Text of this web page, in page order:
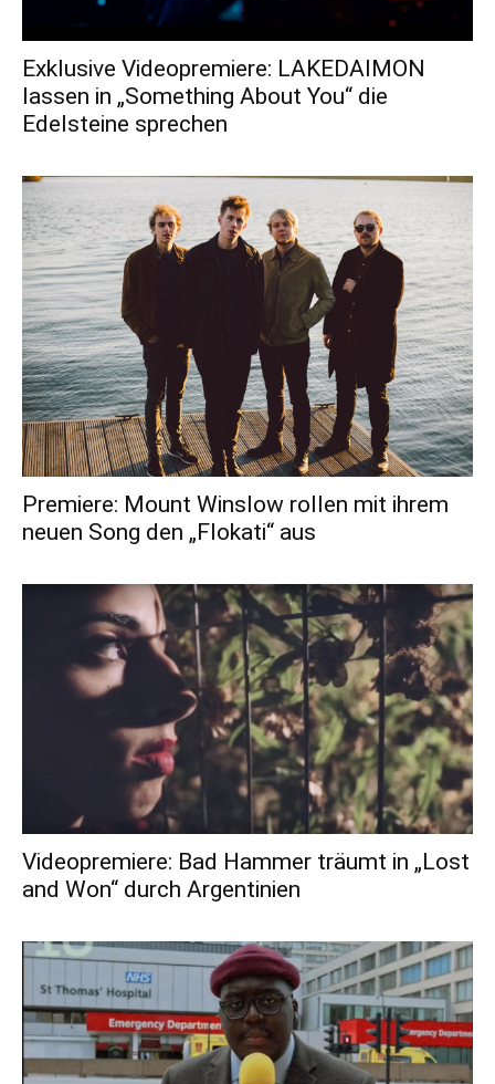
Exklusive Videopremiere: LAKEDAIMON
lassen in „Something About You“ die
Edelsteine sprechen
Premiere: Mount Winslow rollen mit ihrem
neuen Song den „Flokati“ aus
Videopremiere: Bad Hammer träumt in „Lost
and Won“ durch Argentinien